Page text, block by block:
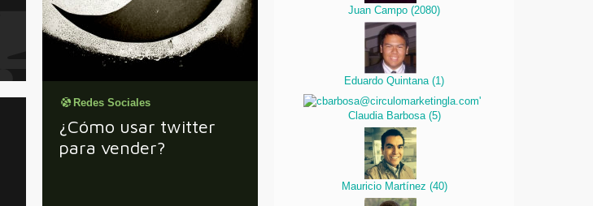
Redes Sociales
¿Cómo usar twitter
para vender?
Juan Campo(2080)
Eduardo Quintana(1)
Claudia Barbosa (5)
Mauricio Martínez (40)